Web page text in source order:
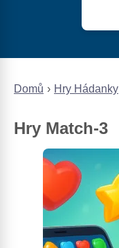
Domů Hry Hádanky
Hry Match-3